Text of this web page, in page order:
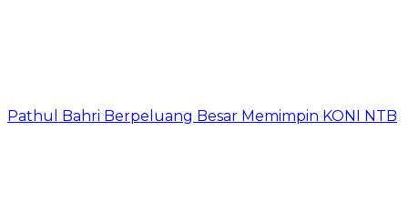
Pathul Bahri Berpeluang Besar Memimpin KONI NTB